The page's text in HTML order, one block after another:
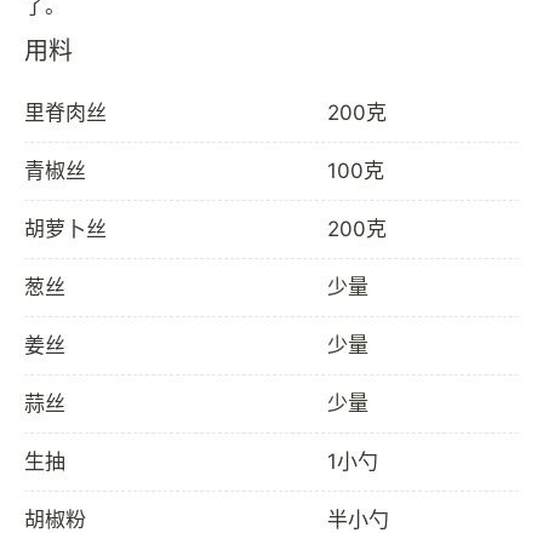
用料
里脊肉丝 200克
青椒丝 100克
胡萝卜丝 200克
葱丝 少量
姜丝 少量
蒜丝 少量
生抽 1小勺
胡椒粉 半小勺